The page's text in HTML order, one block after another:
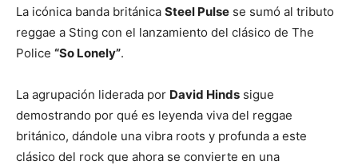
La icónica banda británica Steel Pulse se sumó al tributo
reggae a Sting con el lanzamiento del clásico de The
Police “So Lonely”.
La agrupación liderada por David Hinds sigue
demostrando por qué es leyenda viva del reggae
británico, dándole una vibra roots y profunda a este
clásico del rock que ahora se convierte en una